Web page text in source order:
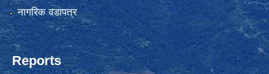
नागरिक वडापत्र
Reports